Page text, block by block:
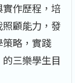
作歷程，培
顧能力，發
略，實踐
的三樂學生目